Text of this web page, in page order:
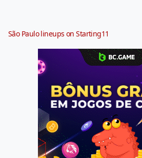
São Paulo lineups on Starting11